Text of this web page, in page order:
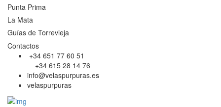
Punta Prima
La Mata
Guías de Torrevieja
Contactos
+34 651 77 60 51
+34 615 28 14 76
info@velaspurpuras.es
velaspurpuras